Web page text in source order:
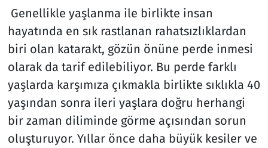
Genellikle yaşlanma ile birlikte insan
hayatında en sık rastlanan rahatsızlıklardan
biri olan katarakt, gözün önüne perde inmesi
olarak da tarif edilebiliyor. Bu perde farklı
yaşlarda karşımıza çıkmakla birlikte sıklıkla 40
yaşından sonra ileri yaşlara doğru herhangi
bir zaman diliminde görme açısından sorun
oluşturuyor. Yıllar önce daha büyük kesiler ve
Spor
Teknoloji ve Bilim
Televizyon